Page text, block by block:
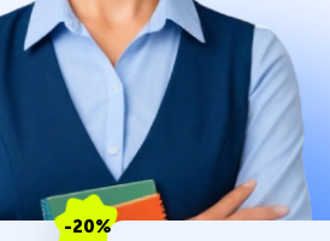
-20%